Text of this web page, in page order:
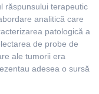
răspunsului terapeutic
analitică care
patologică a
de probe de
ale tumorii era
adesea o sursă